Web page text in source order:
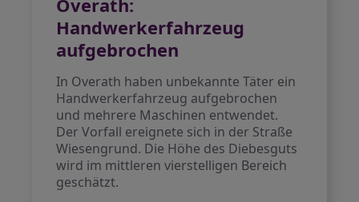
Overath:
Handwerkerfahrzeug
aufgebrochen
In Overath haben unbekannte Täter ein
Handwerkerfahrzeug aufgebrochen
und mehrere Maschinen entwendet.
Der Vorfall ereignete sich in der Straße
Wiesengrund. Die Höhe des Diebesguts
wird im mittleren vierstelligen Bereich
geschätzt.